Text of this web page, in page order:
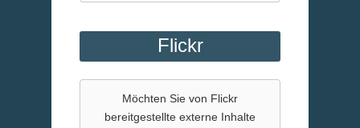
Flickr
Möchten Sie von Flickr
bereitgestellte externe Inhalte